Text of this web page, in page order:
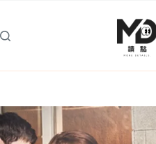
主